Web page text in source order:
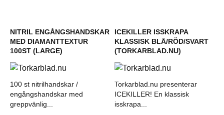
NITRIL ENGÅNGSHANDSKAR
MED DIAMANTTEXTUR
100ST (LARGE)
100 st nitrilhandskar /
engångshandskar med
greppvänlig...
ICEKILLER ISSKRAPA
KLASSISK BLÅ/RÖD/SVART
(TORKARBLAD.NU)
Torkarblad.nu presenterar
ICEKILLER! En klassisk
isskrapa...